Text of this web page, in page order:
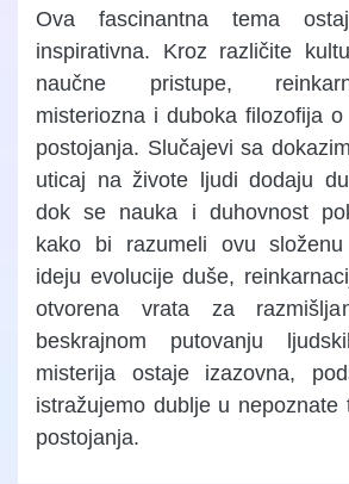
Ova fascinantna tema
inspirativna. Kroz različite
naučne pristupe,
misteriozna i duboka filozofija
postojanja. Slučajevi sa
uticaj na živote ljudi dodaju
dok se nauka i duhovnost
kako bi razumeli ovu
ideju evolucije duše,
otvorena vrata za
beskrajnom putovanju
misterija ostaje izazovna,
istražujemo dublje u nepoznate
postojanja.